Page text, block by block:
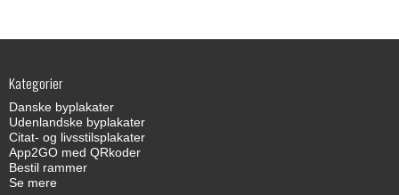
Kategorier
Danske byplakater
Udenlandske byplakater
Citat- og livsstilsplakater
App2GO med QRkoder
Bestil rammer
Se mere